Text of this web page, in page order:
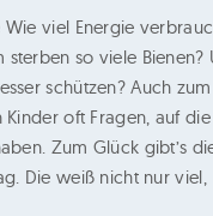
viel Energie
so viele Bienen?
schützen? Auch zum
oft Fragen, auf die
Zum Glück gibt’s
Die weiß nicht nur viel,